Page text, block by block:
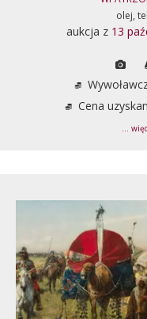
olej,
aukcja z 13
Cena
...